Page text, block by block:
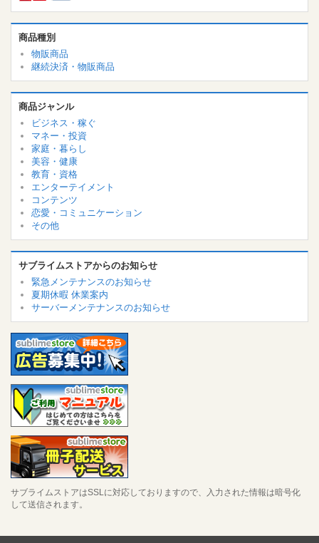
商品種別
物販商品
継続決済・物販商品
商品ジャンル
ビジネス・稼ぐ
マネー・投資
家庭・暮らし
美容・健康
教育・資格
エンターテイメント
コンテンツ
恋愛・コミュニケーション
その他
サブライムストアからのお知らせ
緊急メンテナンスのお知らせ
夏期休暇 休業案内
サーバーメンテナンスのお知らせ
サブライムストアはSSLに対応しておりますので、入力された情報は暗号化
して送信されます。